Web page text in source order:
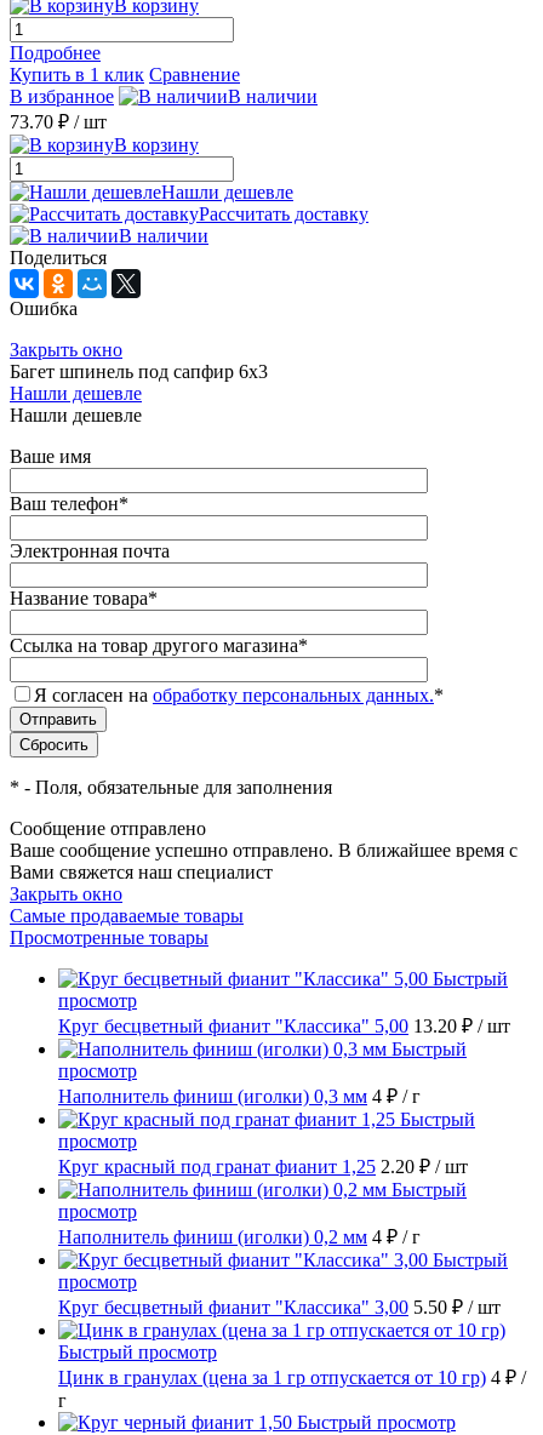
В корзину
Подробнее
Купить в 1 клик Сравнение
В избранное
В наличии
73.70 ₽ / шт
В корзину
Нашли дешевле
Рассчитать доставку
В наличии
Поделиться
Ошибка
Закрыть окно
Багет шпинель под сапфир 6х3
Нашли дешевле
Нашли дешевле
Ваше имя
Ваш телефон*
Электронная почта
Название товара*
Ссылка на товар другого магазина*
Я согласен на обработку персональных данных.*
* - Поля, обязательные для заполнения
Сообщение отправлено
Ваше сообщение успешно отправлено. В ближайшее время с
Вами свяжется наш специалист
Закрыть окно
Самые продаваемые товары
Просмотренные товары
Быстрый
просмотр
Круг бесцветный фианит "Классика" 5,00 13.20 ₽ / шт
Быстрый
просмотр
Наполнитель финиш (иголки) 0,3 мм 4 ₽ / г
Быстрый
просмотр
Круг красный под гранат фианит 1,25 2.20 ₽ / шт
Быстрый
просмотр
Наполнитель финиш (иголки) 0,2 мм 4 ₽ / г
Быстрый
просмотр
Круг бесцветный фианит "Классика" 3,00 5.50 ₽ / шт
Быстрый просмотр
Цинк в гранулах (цена за 1 гр отпускается от 10 гр) 4 ₽ /
г
Быстрый просмотр